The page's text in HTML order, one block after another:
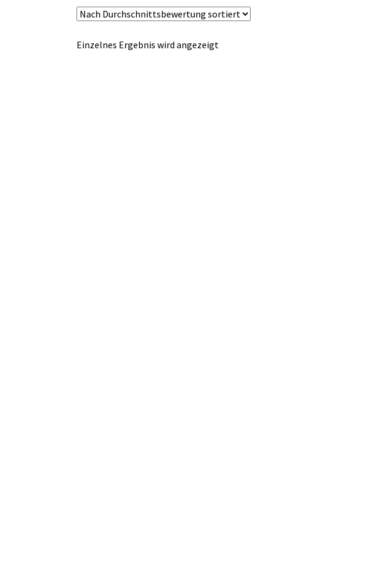
Einzelnes Ergebnis wird angezeigt